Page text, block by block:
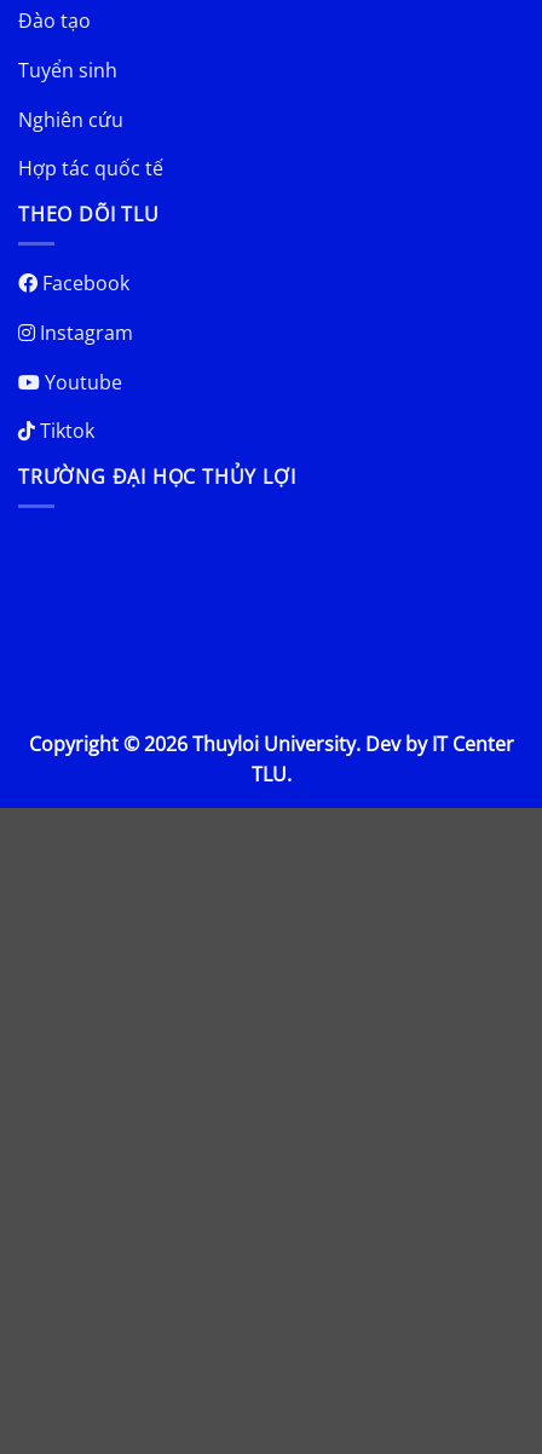
Đào tạo
Tuyển sinh
Nghiên cứu
Hợp tác quốc tế
THEO DÕI TLU
Facebook
Instagram
Youtube
Tiktok
TRƯỜNG ĐẠI HỌC THỦY LỢI
Copyright © 2026 Thuyloi University. Dev by IT Center
TLU.